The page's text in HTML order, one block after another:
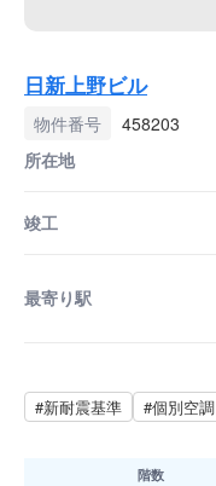
日新上野ビル
物件番号
458203
所在地
竣工
最寄り駅
#新耐震基準 #個別空調
階数